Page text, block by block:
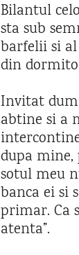
Bilantul
sta sub
barfelii si
din
Invitat
abtine si a
dupa mine,
sotul meu
banca ei si
primar. Ca
atenta”.